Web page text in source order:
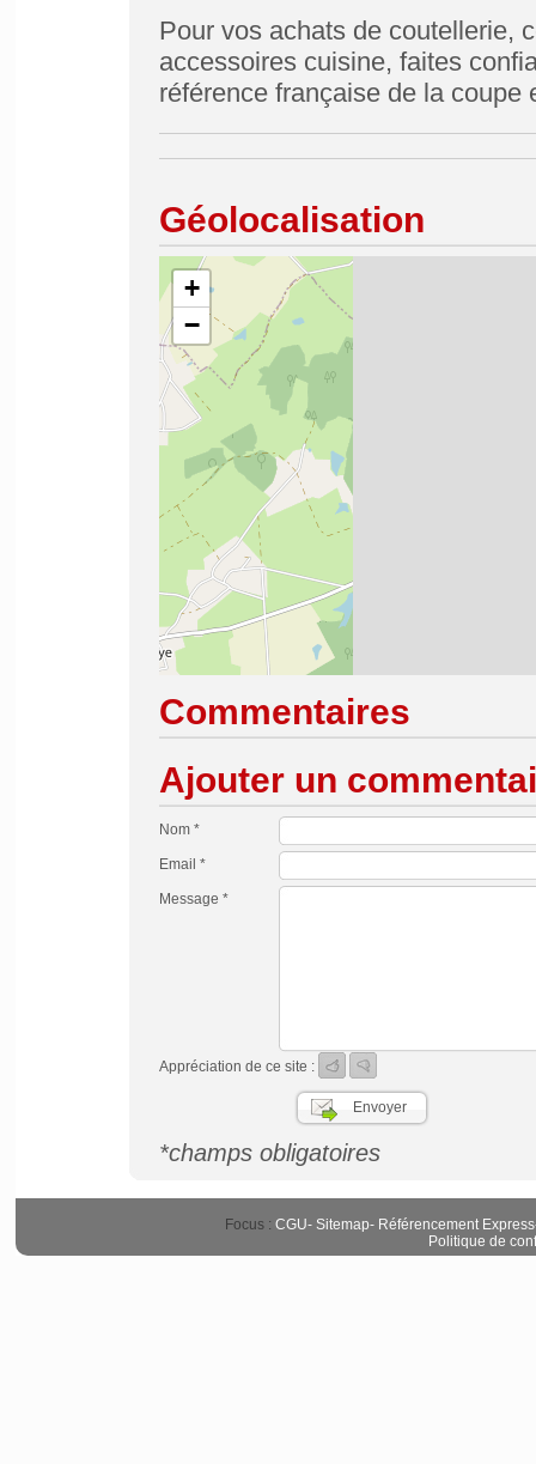
Pour vos achats de coutellerie,
accessoires cuisine, faites
référence française de la coupe
Géolocalisation
+
−
Commentaires
Ajouter un
Nom *
Email *
Message *
Appréciation de ce site :
*champs obligatoires
Focus : CGU- Sitemap- Référencement Express
Politique de